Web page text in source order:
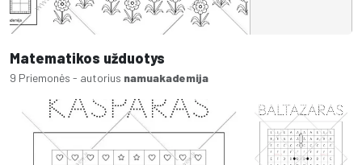
Matematikos užduotys
9 Priemonės - autorius namuakademija